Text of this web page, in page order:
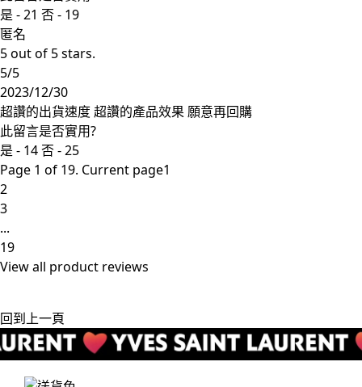
是 -21 否 - 19
匿名
5 out of 5 stars.
5/5
2023/12/30
超讚的出貨速度 超讚的產品效果 願意再回購
此留言是否實用?
是 - 14否 -25
Page 1 of 19. Current page1
2
3
...
19
View all product reviews
回到上一頁